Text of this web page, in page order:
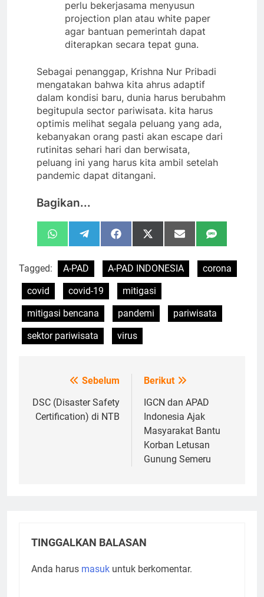
perlu bekerjasama menyusun
projection plan atau white paper
agar bantuan pemerintah dapat
diterapkan secara tepat guna.
Sebagai penanggap, Krishna Nur Pribadi
mengatakan bahwa kita ahrus adaptif
dalam kondisi baru, dunia harus berubahm
begitupula sector pariwisata. kita harus
optimis melihat segala peluang yang ada,
kebanyakan orang pasti akan escape dari
rutinitas sehari hari dan berwisata,
peluang ini yang harus kita ambil setelah
pandemic dapat ditangani.
Bagikan...
Share
on
WhatsAppShare
on
TelegramShare
on
FacebookShare
on
X
(Twitter)
Share
on
Email Share
on
SMS
Tagged: A-PAD A-PAD INDONESIA
corona
covid
covid-19
mitigasi
mitigasi bencana
pandemi
pariwisata
sektor pariwisata
virus
Navigasi
pos
Sebelum
DSC (Disaster Safety
Certification) di NTB
Berikut
IGCN dan APAD
Indonesia Ajak
Masyarakat Bantu
Korban Letusan
Gunung Semeru
TINGGALKAN BALASAN
Anda harus masuk untuk berkomentar.